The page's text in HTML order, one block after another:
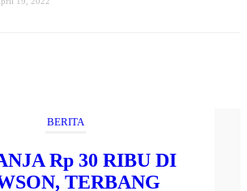
BERITA
Rp 30 RIBU DI
TERBANG